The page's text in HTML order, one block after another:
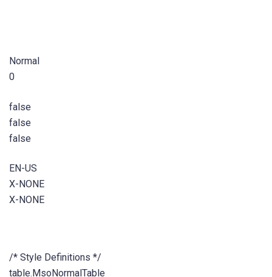
Normal
0
false
false
false
EN-US
X-NONE
X-NONE
/* Style Definitions */
table.MsoNormalTable